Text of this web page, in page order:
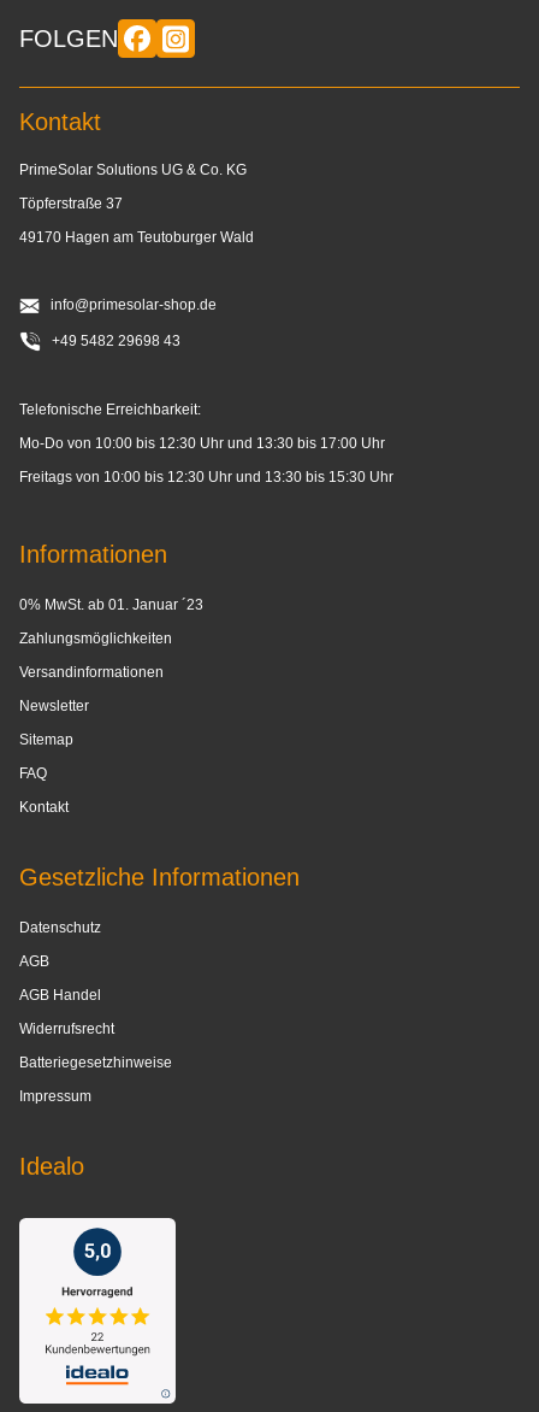
FOLGEN
Kontakt
PrimeSolar Solutions UG & Co. KG
Töpferstraße 37
49170 Hagen am Teutoburger Wald
info@primesolar-shop.de
+49 5482 29698 43
Telefonische Erreichbarkeit:
Mo-Do von 10:00 bis 12:30 Uhr und 13:30 bis 17:00 Uhr
Freitags von 10:00 bis 12:30 Uhr und 13:30 bis 15:30 Uhr
Informationen
0% MwSt. ab 01. Januar ´23
Zahlungsmöglichkeiten
Versandinformationen
Newsletter
Sitemap
FAQ
Kontakt
Gesetzliche Informationen
Datenschutz
AGB
AGB Handel
Widerrufsrecht
Batteriegesetzhinweise
Impressum
Idealo